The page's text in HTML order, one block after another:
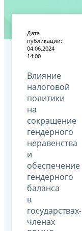
Дата
публикации:
04.06.2024
14:00
Влияние
налоговой
политики
на
сокращение
гендерного
неравенства
и
обеспечение
гендерного
баланса
в
государствах-
членах